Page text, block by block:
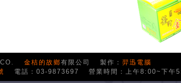
金桔的故鄉有限公司 製作： 羿迅電腦
電話：03-9873697 營業時間：上午8:00~下午